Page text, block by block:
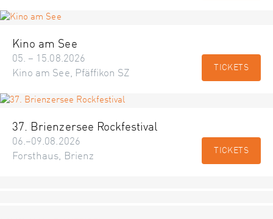
Kino am See
05. – 15.08.2026
Kino am See, Pfäffikon SZ
TICKETS
37. Brienzersee Rockfestival
06.–09.08.2026
Forsthaus, Brienz
TICKETS